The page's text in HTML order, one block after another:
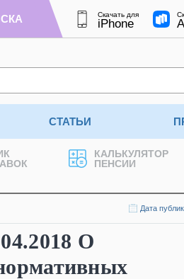
Скачать для
iPhone
СТАТЬИ
КАЛЬКУЛЯТОР
ПЕНСИИ
Дата
О